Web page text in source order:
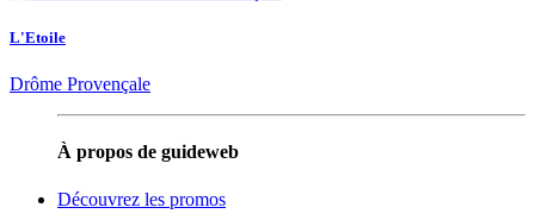
L'Etoile
Drôme Provençale
À propos de guideweb
Découvrez les promos